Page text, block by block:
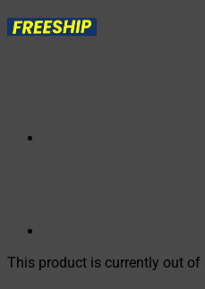
This product is currently out